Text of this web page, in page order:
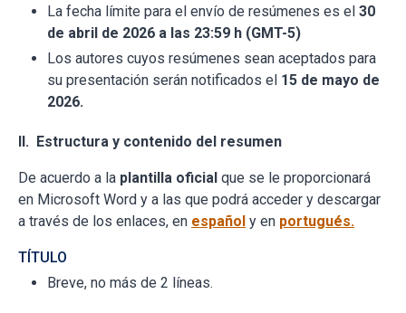
La fecha límite para el envío de resúmenes es el 30
de abril de 2026 a las 23:59 h (GMT-5)
Los autores cuyos resúmenes sean aceptados para
su presentación serán notificados el 15 de mayo de
2026.
II. Estructura y contenido del resumen
De acuerdo a la plantilla oficial que se le proporcionará
en Microsoft Word y a las que podrá acceder y descargar
a través de los enlaces, en español y en portugués.
TÍTULO
Breve, no más de 2 líneas.